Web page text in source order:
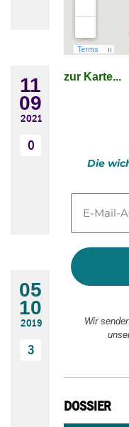
11
09
2021
0
05
10
2019
3
zur Karte...
Die
Mail-
*
Wir
DOSSIER